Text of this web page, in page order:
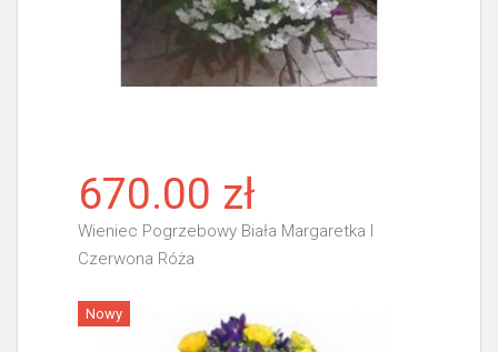
670.00 zł
Wieniec Pogrzebowy Biała Margaretka I
Czerwona Róża
Więcej
Nowy